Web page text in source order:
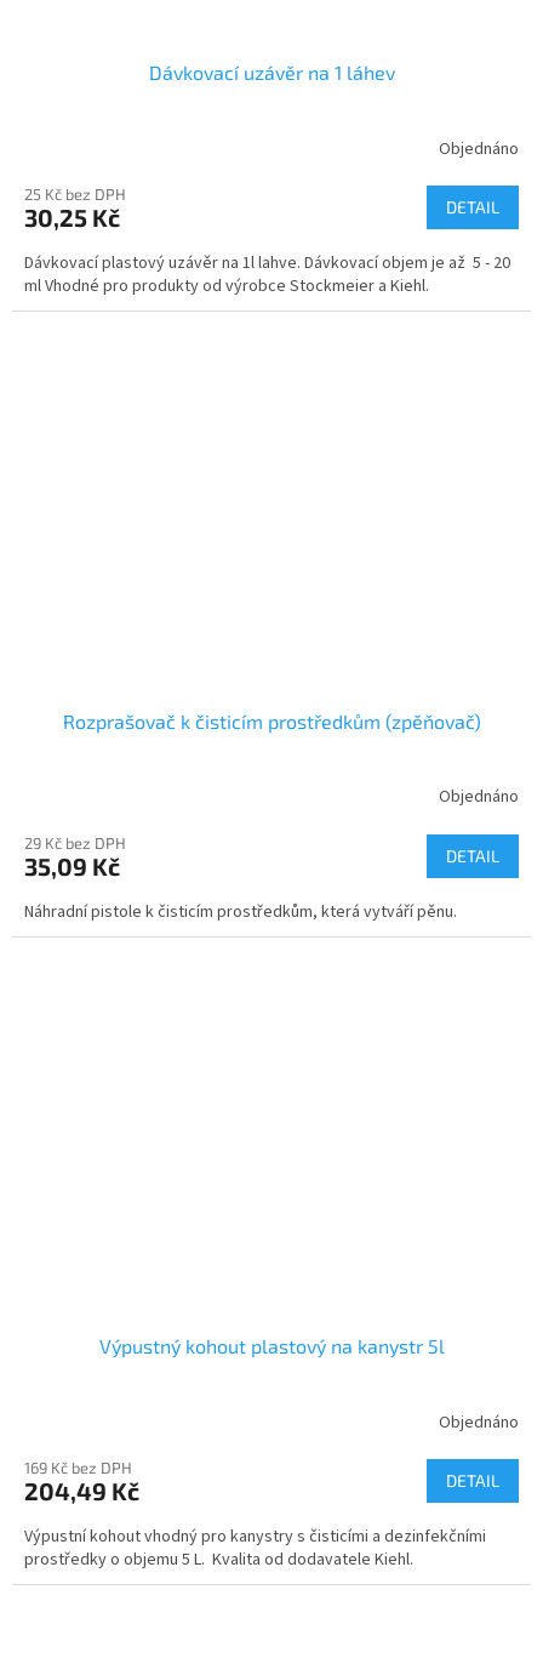
Dávkovací uzávěr na 1 láhev
Objednáno
25 Kč bez DPH
30,25 Kč DETAIL
Dávkovací plastový uzávěr na 1l lahve. Dávkovací objem je až 5 - 20
ml Vhodné pro produkty od výrobce Stockmeier a Kiehl.
Rozprašovač k čisticím prostředkům (zpěňovač)
Objednáno
29 Kč bez DPH
35,09 Kč DETAIL
Náhradní pistole k čisticím prostředkům, která vytváří pěnu.
Výpustný kohout plastový na kanystr 5l
Objednáno
169 Kč bez DPH
204,49 Kč DETAIL
Výpustní kohout vhodný pro kanystry s čisticími a dezinfekčními
prostředky o objemu 5 L. Kvalita od dodavatele Kiehl.